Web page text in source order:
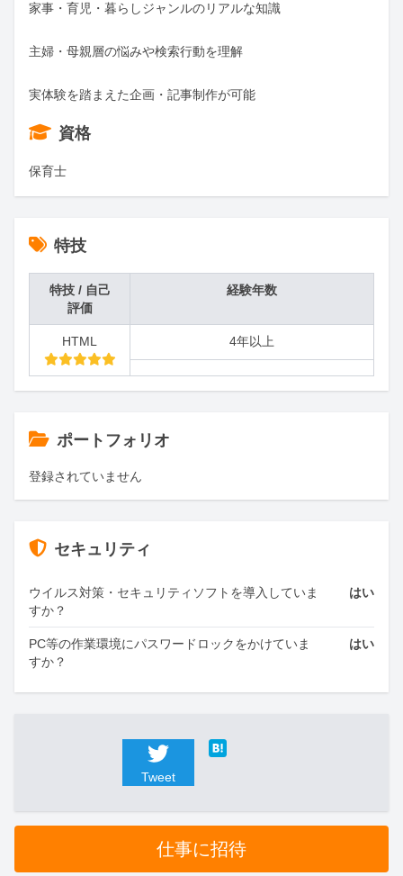
家事・育児・暮らしジャンルのリアルな知識
主婦・母親層の悩みや検索行動を理解
実体験を踏まえた企画・記事制作が可能
資格
保育士
特技
特技 / 自己
評価
経験年数
HTML 4年以上
ポートフォリオ
登録されていません
セキュリティ
ウイルス対策・セキュリティソフトを導入していま
すか？
はい
PC等の作業環境にパスワードロックをかけていま
すか？
はい
Tweet
仕事に招待